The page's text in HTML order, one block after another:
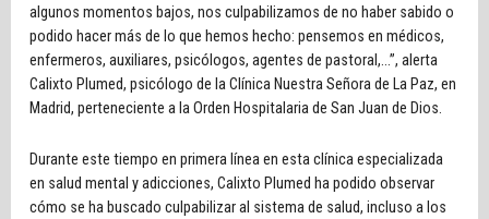
algunos momentos bajos, nos culpabilizamos de no haber sabido o
podido hacer más de lo que hemos hecho: pensemos en médicos,
enfermeros, auxiliares, psicólogos, agentes de pastoral,…”, alerta
Calixto Plumed, psicólogo de la Clínica Nuestra Señora de La Paz, en
Madrid, perteneciente a la Orden Hospitalaria de San Juan de Dios.
Durante este tiempo en primera línea en esta clínica especializada
en salud mental y adicciones, Calixto Plumed ha podido observar
cómo se ha buscado culpabilizar al sistema de salud, incluso a los